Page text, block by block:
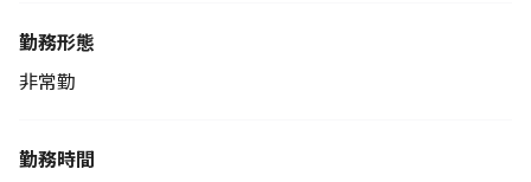
勤務形態
非常勤
勤務時間